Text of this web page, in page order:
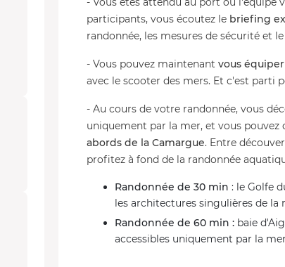
participants, vous écoutez le briefing
randonnée, les mesures de sécurité et
- Vous pouvez maintenant vous
avec le scooter des mers. Et c'est parti
- Au cours de votre randonnée, vous
uniquement par la mer, et vous pouvez
abords de la Camargue. Entre
profitez à fond de la randonnée
Randonnée de 30 min : le Golfe
les architectures singulières de la
Randonnée de 60 min : baie
accessibles uniquement par la